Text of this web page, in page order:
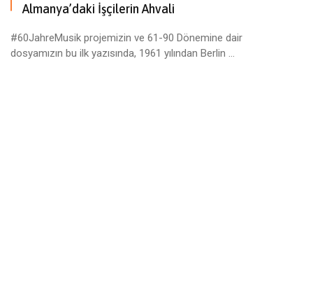
Almanya’daki İşçilerin Ahvali
#60JahreMusik projemizin ve 61-90 Dönemine dair
dosyamızın bu ilk yazısında, 1961 yılından Berlin ...